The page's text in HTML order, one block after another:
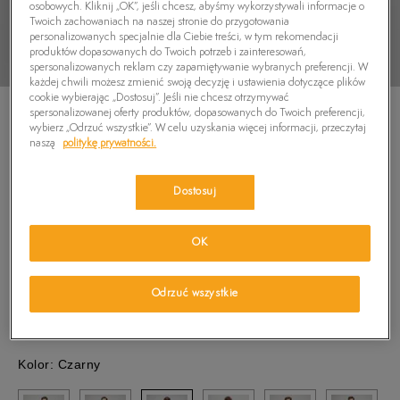
TIMBERLAND POLO PIQUE SHORT SLEEVE
(cena początkowa)
319,99 zł -25% (najniższa cena od momentu wprowadzenia produktu)
Kolor: Czarny
osobowych. Kliknij „OK”, jeśli chcesz, abyśmy wykorzystywali informacje o
Twoich zachowaniach na naszej stronie do przygotowania
personalizowanych specjalnie dla Ciebie treści, w tym rekomendacji
produktów dopasowanych do Twoich potrzeb i zainteresowań,
spersonalizowanych reklam czy zapamiętywanie wybranych preferencji. W
każdej chwili możesz zmienić swoją decyzję i ustawienia dotyczące plików
cookie wybierając „Dostosuj”. Jeśli nie chcesz otrzymywać
spersonalizowanej oferty produktów, dopasowanych do Twoich preferencji,
wybierz „Odrzuć wszystkie”. W celu uzyskania więcej informacji, przeczytaj
naszą
politykę prywatności.
Dostosuj
Odrzuć wszystkie
OK